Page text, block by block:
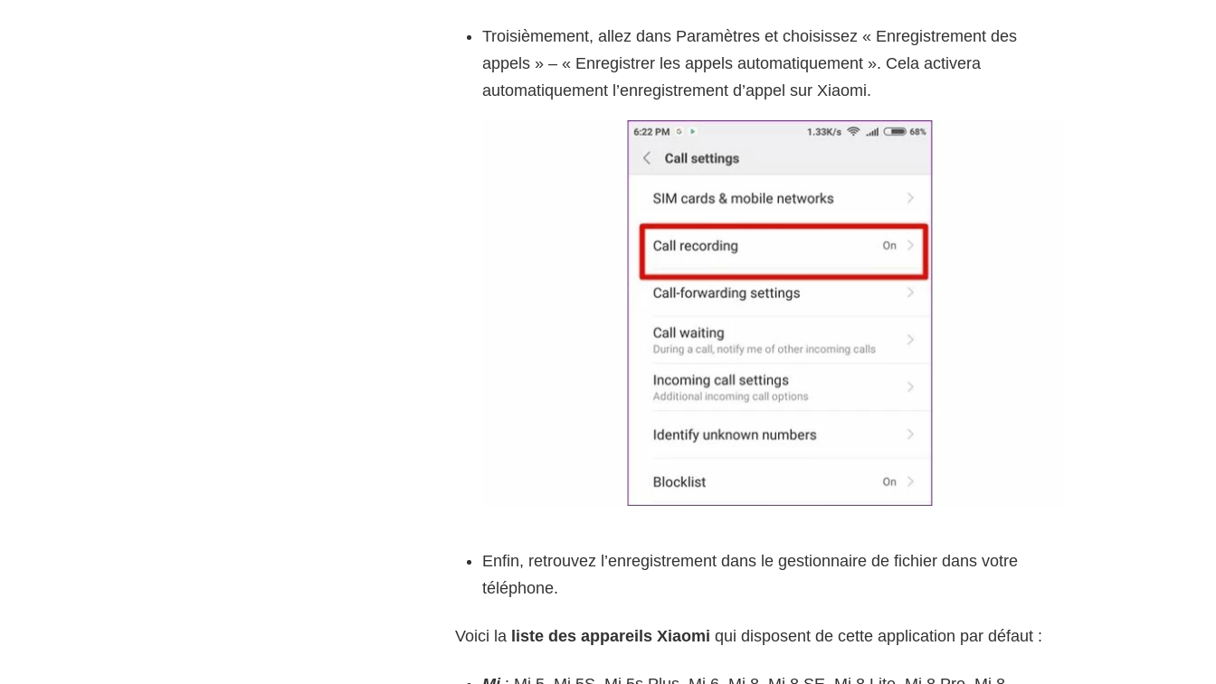
Troisièmement, allez dans Paramètres et choisissez « Enregistrement des
appels » – « Enregistrer les appels automatiquement ». Cela activera
automatiquement l’enregistrement d’appel sur Xiaomi.
Enfin, retrouvez l’enregistrement dans le gestionnaire de fichier dans votre
téléphone.
Voici la liste des appareils Xiaomi qui disposent de cette application par défaut :